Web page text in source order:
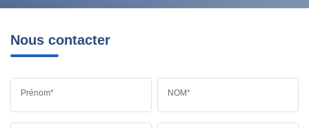
Nous contacter
Prénom* NOM*